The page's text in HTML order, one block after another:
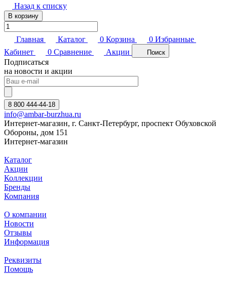
Назад к списку
В корзину
Главная Каталог 0 Корзина 0 Избранные
Кабинет
0 Сравнение Акции Поиск
Подписаться
на новости и акции
8 800 444-44-18
info@ambar-burzhua.ru
Интернет-магазин, г. Санкт-Петербург, проспект Обуховской
Обороны, дом 151
Интернет-магазин
Каталог
Акции
Коллекции
Бренды
Компания
О компании
Новости
Отзывы
Информация
Реквизиты
Помощь